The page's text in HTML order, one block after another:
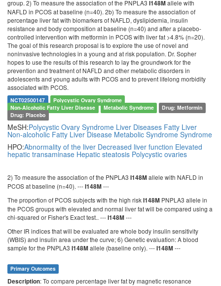
group. 2) To measure the association of the PNPLA3 I148Mallele with
NAFLD in PCOS at baseline (n=40). 2b) To measure the association of
percentage liver fat with biomarkers of NAFLD, dyslipidemia, insulin
resistance and body composition at baseline (n=40) and after a placebo-
controlled intervention with metformin in PCOS with liver fat >4.8% (n=20).
The goal of this research proposal is to explore the use of novel and
noninvasive technologies in a young and at risk population. Dr. Sopher
hopes to use the results of this research to lay the groundwork for the
prevention and treatment of NAFLD and other metabolic disorders in
adolescents and young adults with PCOS and to prevent lifelong morbidity
associated with PCOS.
NCT02500147
Polycystic Ovary Syndrome
Non-Alcoholic Fatty Liver Disease
Metabolic Syndrome
Drug: Metformin
Drug: Placebo
MeSH:Polycystic Ovary Syndrome Liver Diseases Fatty Liver
Non-alcoholic Fatty Liver Disease Metabolic Syndrome Syndrome
HPO:Abnormality of the liver Decreased liver function Elevated
hepatic transaminase Hepatic steatosis Polycystic ovaries
2) To measure the association of the PNPLA3 I148Mallele with NAFLD in
PCOS at baseline (n=40). ---I148M---
The proportion of PCOS subjects with the high riskI148M PNPLA3 allele in
the PCOS groups with elevated and normal liver fat will be compared using a
chi-squared or Fisher's Exact test.. ---I148M---
Other IR indices that will be evaluated are whole body insulin sensitivity
(WBIS) and insulin area under the curve; 6) Genetic evaluation: A blood
sample for the PNPLA3 I148Mallele (baseline only). ---I148M---
Primary Outcomes
Description: To compare percentage liver fat by magnetic resonance